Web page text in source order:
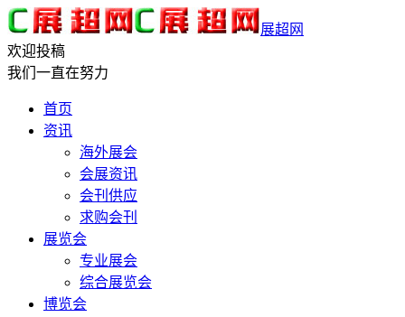
展超网
欢迎投稿
我们一直在努力
首页
资讯
海外展会
会展资讯
会刊供应
求购会刊
展览会
专业展会
综合展览会
博览会